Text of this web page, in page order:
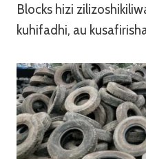
Blocks hizi
kuhifadhi, au